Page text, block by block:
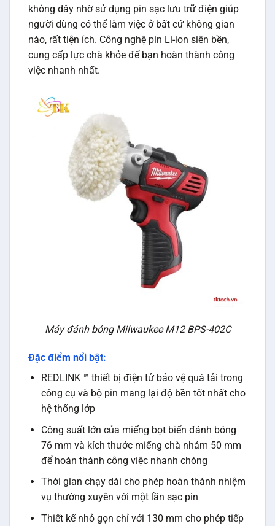
không dây nhờ sử dụng pin sạc lưu trữ điện giúp
người dùng có thể làm việc ở bất cứ không gian
nào, rất tiện ích. Công nghệ pin Li-ion siên bền,
cung cấp lực chà khỏe để bạn hoàn thành công
việc nhanh nhất.
Máy đánh bóng Milwaukee M12 BPS-402C
Đặc điểm nổi bật:
REDLINK ™ thiết bị điện tử bảo vệ quá tải trong
công cụ và bộ pin mang lại độ bền tốt nhất cho
hệ thống lớp
Công suất lớn của miếng bọt biển đánh bóng
76 mm và kích thước miếng chà nhám 50 mm
để hoàn thành công việc nhanh chóng
Thời gian chạy dài cho phép hoàn thành nhiệm
vụ thường xuyên với một lần sạc pin
Thiết kế nhỏ gọn chỉ với 130 mm cho phép tiếp